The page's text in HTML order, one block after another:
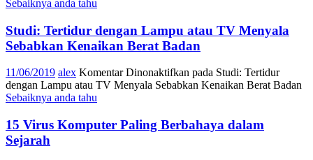
Sebaiknya anda tahu
Studi: Tertidur dengan Lampu atau TV Menyala
Sebabkan Kenaikan Berat Badan
11/06/2019 alex Komentar Dinonaktifkan pada Studi: Tertidur
dengan Lampu atau TV Menyala Sebabkan Kenaikan Berat Badan
Sebaiknya anda tahu
15 Virus Komputer Paling Berbahaya dalam
Sejarah